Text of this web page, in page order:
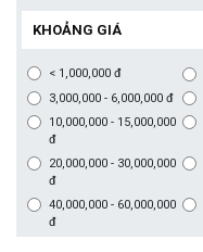
KHOẢNG GIÁ
< 1,000,000 đ
3,000,000 - 6,000,000 đ
10,000,000 - 15,000,000
đ
20,000,000 - 30,000,000
đ
40,000,000 - 60,000,000
đ